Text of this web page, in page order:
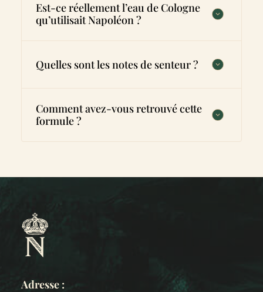
Est-ce réellement l’eau de Cologne
qu’utilisait Napoléon ?
exil à Sainte-Hélène. Cette formule est
Elle reste inchangée depuis sa création en
1819.
Quelles sont les notes de senteur ?
subtile. Composée uniquement d’ingrédients
naturels, notamment d’huiles essentielles
d’agrumes et d’épices.
Comment avez-vous retrouvé cette
formule ?
Louis-Etienne Saint Denis, le Mamelouk Ali.
Adresse :